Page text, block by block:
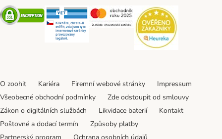
Security Security Security
O zoohit Kariéra Firemní webové stránky
Impressum
Všeobecné obchodní podmínky
Zde odstoupit od smlouvy
Zákon o digitálních službách
Likvidace baterií
Kontakt
Poštovné a dodací termín
Způsoby platby